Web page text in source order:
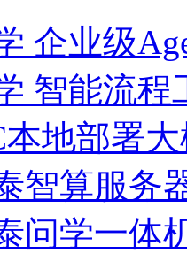
企业级
智能流程
本地部署
智算服务
问学一体